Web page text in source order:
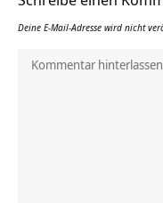
Deine E-Mail-Adresse wird nicht